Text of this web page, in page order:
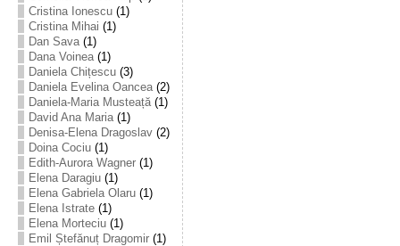
Cristina Ionescu(1)
Cristina Mihai (1)
Dan Sava(1)
Dana Voinea(1)
Daniela Chițescu(3)
Daniela Evelina Oancea(2)
Daniela-Maria Musteață(1)
David Ana Maria(1)
Denisa-Elena Dragoslav(2)
Doina Cociu(1)
Edith-Aurora Wagner(1)
Elena Daragiu(1)
Elena Gabriela Olaru(1)
Elena Istrate(1)
Elena Morteciu(1)
Emil Ștefănuț Dragomir(1)